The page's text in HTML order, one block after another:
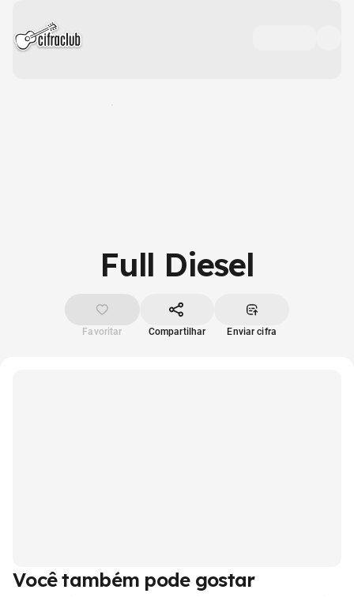
Full Diesel
Favoritar Compartilhar Enviar cifra
Você também pode gostar